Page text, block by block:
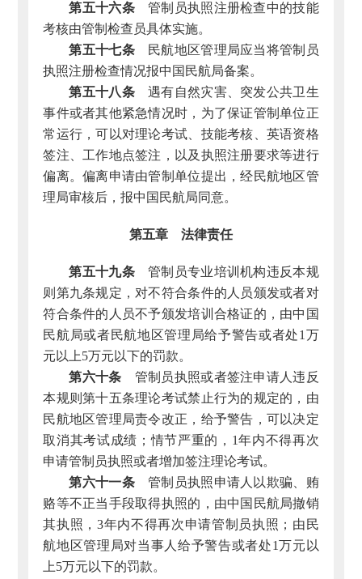
第五十六条管制员执照注册检查中的技能
考核由管制检查员具体实施。
第五十七条民航地区管理局应当将管制员
执照注册检查情况报中国民航局备案。
第五十八条遇有自然灾害、突发公共卫生
事件或者其他紧急情况时，为了保证管制单位正
常运行，可以对理论考试、技能考核、英语资格
签注、工作地点签注，以及执照注册要求等进行
偏离。偏离申请由管制单位提出，经民航地区管
理局审核后，报中国民航局同意。
第五章 法律责任
第五十九条管制员专业培训机构违反本规
则第九条规定，对不符合条件的人员颁发或者对
符合条件的人员不予颁发培训合格证的，由中国
民航局或者民航地区管理局给予警告或者处1万
元以上5万元以下的罚款。
第六十条 管制员执照或者签注申请人违反
本规则第十五条理论考试禁止行为的规定的，由
民航地区管理局责令改正，给予警告，可以决定
取消其考试成绩；情节严重的，1年内不得再次
申请管制员执照或者增加签注理论考试。
第六十一条管制员执照申请人以欺骗、贿
赂等不正当手段取得执照的，由中国民航局撤销
其执照，3年内不得再次申请管制员执照；由民
航地区管理局对当事人给予警告或者处1万元以
上5万元以下的罚款。